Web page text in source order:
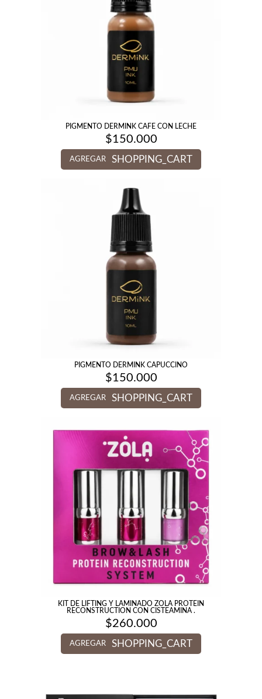
PIGMENTO DERMINK CAFE CON LECHE
$150.000
AGREGAR SHOPPING_CART
PIGMENTO DERMINK CAPUCCINO
$150.000
AGREGAR SHOPPING_CART
KIT DE LIFTING Y LAMINADO ZOLA PROTEIN
RECONSTRUCTION CON CISTEAMINA .
$260.000
AGREGAR SHOPPING_CART